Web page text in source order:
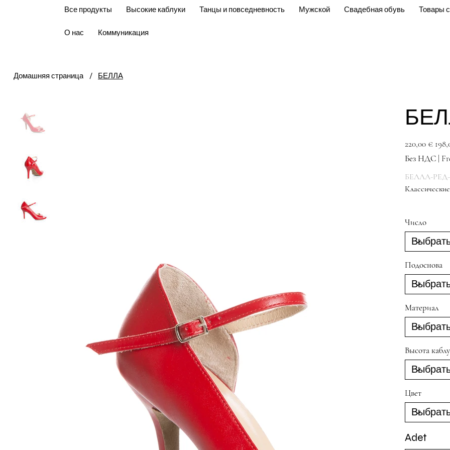
Все продукты Высокие каблуки Танцы и повседневность Мужской Свадебная обувь Товары
О нас Коммуникация
Домашняя страница / БЕЛЛА
Первоначальная
цена
220,00 €
Без НДС |
БЕЛЛА-
Число
Подоснова
Материал
Высота
Цвет
Adet